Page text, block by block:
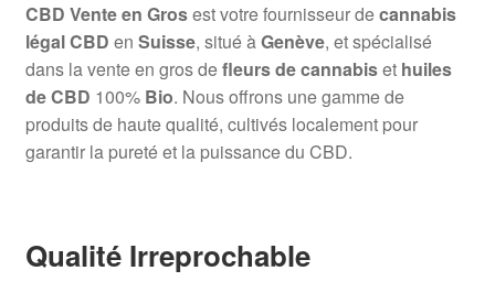
CBD Vente en Grosest votre fournisseur decannabis
légal CBD en Suisse, situé àGenève, et spécialisé
dans la vente en gros defleurs de cannabiset huiles
de CBD 100% Bio. Nous offrons une gamme de
produits de haute qualité, cultivés localement pour
garantir la pureté et la puissance du CBD.
Qualité Irreprochable